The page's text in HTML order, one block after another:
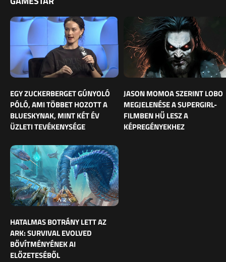
EGY ZUCKERBERGET GÚNYOLÓ
PÓLÓ, AMI TÖBBET HOZOTT A
BLUESKYNAK, MINT KÉT ÉV
ÜZLETI TEVÉKENYSÉGE
JASON MOMOA SZERINT LOBO
MEGJELENÉSE A SUPERGIRL-
FILMBEN HŰ LESZ A
KÉPREGÉNYEKHEZ
HATALMAS BOTRÁNY LETT AZ
ARK: SURVIVAL EVOLVED
BŐVÍTMÉNYÉNEK AI
ELŐZETESÉBŐL